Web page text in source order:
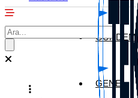
GÜNDEM
GENEL